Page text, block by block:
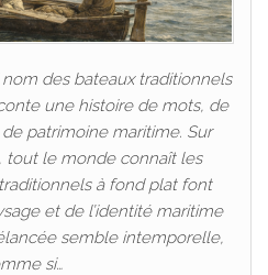
des bateaux traditionnels
une histoire de mots, de
patrimoine maritime. Sur
tout le monde connaît les
à fond plat font
et de l’identité maritime
semble intemporelle,
si…